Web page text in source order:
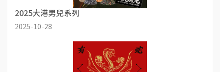
2025大港男兒系列
2025-10-28